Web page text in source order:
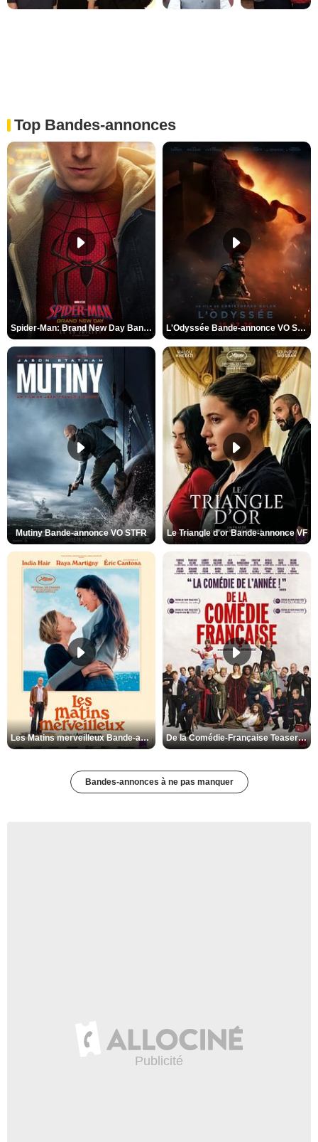
Top Bandes-annonces
Spider-Man: Brand New Day Bande-annonce VO STFR L'Odyssée Bande-annonce VO STFR
Mutiny Bande-annonce VO STFR Le Triangle d'or Bande-annonce VF
Les Matins merveilleux Bande-annonce VF De la Comédie-Française Teaser VF
Bandes-annonces à ne pas manquer